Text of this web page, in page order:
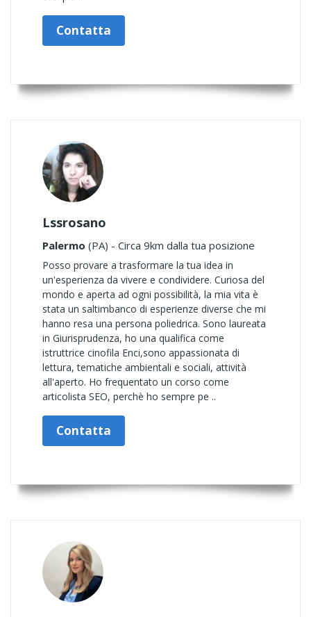
Contatta
Lssrosano
Palermo (PA) - Circa 9km dalla tua posizione
Posso provare a trasformare la tua idea in
un'esperienza da vivere e condividere. Curiosa del
mondo e aperta ad ogni possibilità, la mia vita è
stata un saltimbanco di esperienze diverse che mi
hanno resa una persona poliedrica. Sono laureata
in Giurisprudenza, ho una qualifica come
istruttrice cinofila Enci,sono appassionata di
lettura, tematiche ambientali e sociali, attività
all'aperto. Ho frequentato un corso come
articolista SEO, perchè ho sempre pe ..
Contatta